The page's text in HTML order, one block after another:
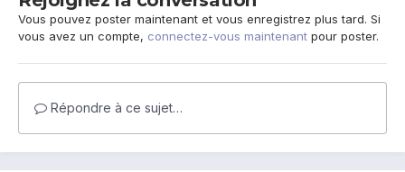
Vous pouvez poster maintenant et vous enregistrez plus tard. Si
vous avez un compte, connectez-vous maintenant pour poster.
Répondre à ce sujet…